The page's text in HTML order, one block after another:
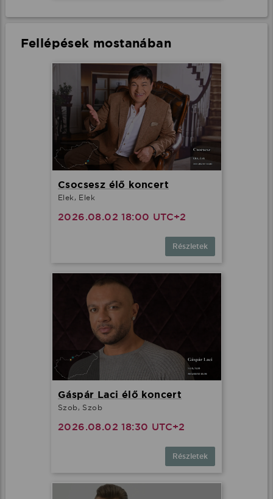
Fellépések mostanában
Csocsesz élő koncert
Elek, Elek
2026.08.02 18:00 UTC+2
Részletek
Gáspár Laci élő koncert
Szob, Szob
2026.08.02 18:30 UTC+2
Részletek